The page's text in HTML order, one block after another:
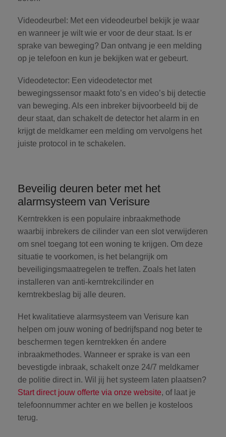
Videodeurbel: Met een videodeurbel bekijk je waar
en wanneer je wilt wie er voor de deur staat. Is er
sprake van beweging? Dan ontvang je een melding
op je telefoon en kun je bekijken wat er gebeurt.
Videodetector: Een videodetector met
bewegingssensor maakt foto’s en video’s bij detectie
van beweging. Als een inbreker bijvoorbeeld bij de
deur staat, dan schakelt de detector het alarm in en
krijgt de meldkamer een melding om vervolgens het
juiste protocol in te schakelen.
Beveilig deuren beter met het
alarmsysteem van Verisure
Kerntrekken is een populaire inbraakmethode
waarbij inbrekers de cilinder van een slot verwijderen
om snel toegang tot een woning te krijgen. Om deze
situatie te voorkomen, is het belangrijk om
beveiligingsmaatregelen te treffen. Zoals het laten
installeren van anti-kerntrekcilinder en
kerntrekbeslag bij alle deuren.
Het kwalitatieve alarmsysteem van Verisure kan
helpen om jouw woning of bedrijfspand nog beter te
beschermen tegen kerntrekken én andere
inbraakmethodes. Wanneer er sprake is van een
bevestigde inbraak, schakelt onze 24/7 meldkamer
de politie direct in. Wil jij het systeem laten plaatsen?
Start direct jouw offerte via onze website, of laat je
telefoonnummer achter en we bellen je kosteloos
terug.